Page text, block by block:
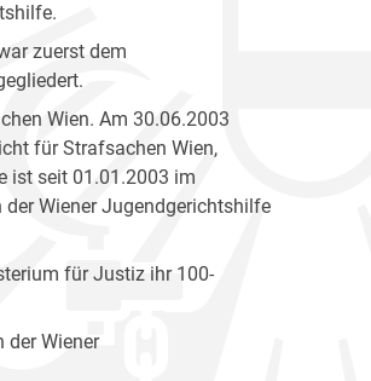
zuerst dem
Wien. Am 30.06.2003
für Strafsachen Wien,
ist seit 01.01.2003 im
Wiener Jugendgerichtshilfe
für Justiz ihr 100-
der Wiener